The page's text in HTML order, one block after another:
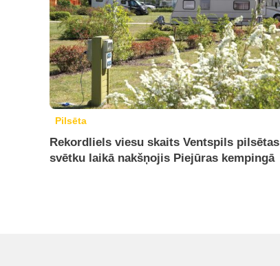
Pilsēta
Rekordliels viesu skaits Ventspils pilsētas
svētku laikā nakšņojis Piejūras kempingā